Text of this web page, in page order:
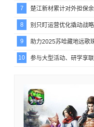
7 楚江新材累计对外担保
8 别只盯运营优化撬动战
9 助力2025苏哈藏地远歌
10 参与大型活动、研学享